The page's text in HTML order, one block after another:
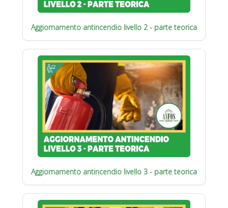
Aggiornamento antincendio livello 2 - parte teorica
Aggiornamento antincendio livello 3 - parte teorica